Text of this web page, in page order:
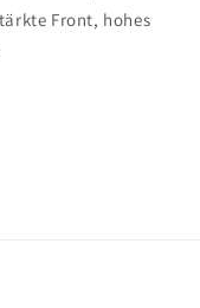
Front, hohes